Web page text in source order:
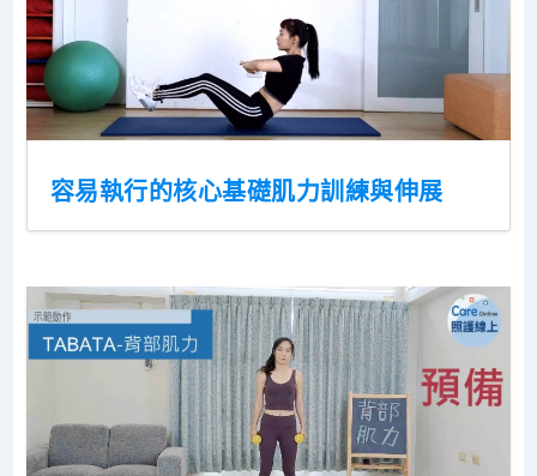
容易執行的核心基礎肌力訓練與伸展